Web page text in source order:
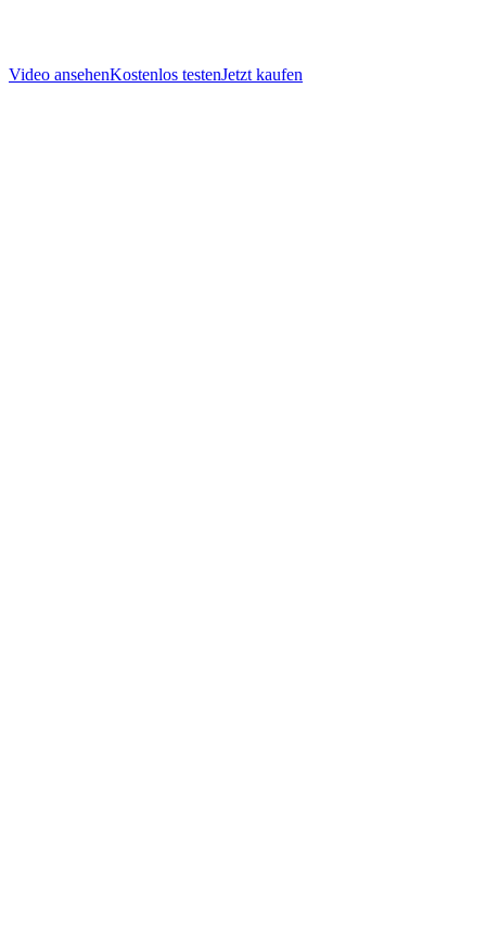
Video ansehenKostenlos testenJetzt kaufen